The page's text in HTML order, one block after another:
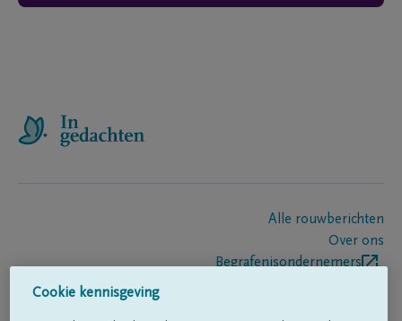
Alle rouwberichten
Over ons
Begrafenisondernemers
Cookie kennisgeving